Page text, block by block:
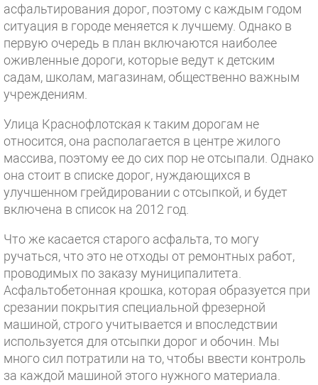
асфальтирования дорог, поэтому с каждым годом
ситуация в городе меняется к лучшему. Однако в
первую очередь в план включаются наиболее
оживленные дороги, которые ведут к детским
садам, школам, магазинам, общественно важным
учреждениям.
Улица Краснофлотская к таким дорогам не
относится, она располагается в центре жилого
массива, поэтому ее до сих пор не отсыпали. Однако
она стоит в списке дорог, нуждающихся в
улучшенном грейдировании с отсыпкой, и будет
включена в список на 2012 год.
Что же касается старого асфальта, то могу
ручаться, что это не отходы от ремонтных работ,
проводимых по заказу муниципалитета.
Асфальтобетонная крошка, которая образуется при
срезании покрытия специальной фрезерной
машиной, строго учитывается и впоследствии
используется для отсыпки дорог и обочин. Мы
много сил потратили на то, чтобы ввести контроль
за каждой машиной этого нужного материала.